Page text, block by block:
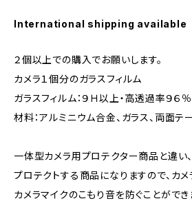
International shipping available
２個以上での購入でお願いします。
カメラ１個分のガラスフィルム
ガラスフィルム：９Ｈ以上・高透過率９６
材料：アルミニウム合金、ガラス、両面テ
一体型カメラ用プロテクター商品と違い
プロテクトする商品になりますので、カメ
カメラマイクのこもり音を防ぐことができ